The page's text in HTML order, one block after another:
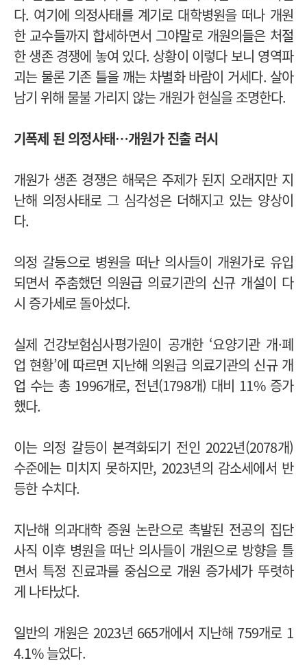
다. 여기에 의정사태를 계기로 대학병원을 떠나 개원
한 교수들까지 합세하면서 그야말로 개원의들은 처절
한 생존 경쟁에 놓여 있다. 상황이 이렇다 보니 영역파
괴는 물론 기존 틀을 깨는 차별화 바람이 거세다. 살아
남기 위해 물불 가리지 않는 개원가 현실을 조명한다.
기폭제 된 의정사태…개원가 진출 러시
개원가 생존 경쟁은 해묵은 주제가 된지 오래지만 지
난해 의정사태로 그 심각성은 더해지고 있는 양상이
다.
의정 갈등으로 병원을 떠난 의사들이 개원가로 유입
되면서 주춤했던 의원급 의료기관의 신규 개설이 다
시 증가세로 돌아섰다.
실제 건강보험심사평가원이 공개한 ‘요양기관 개·폐
업 현황’에 따르면 지난해 의원급 의료기관의 신규 개
업 수는 총 1996개로, 전년(1798개) 대비 11% 증가
했다.
이는 의정 갈등이 본격화되기 전인 2022년(2078개)
수준에는 미치지 못하지만, 2023년의 감소세에서 반
등한 수치다.
지난해 의과대학 증원 논란으로 촉발된 전공의 집단
사직 이후 병원을 떠난 의사들이 개원으로 방향을 틀
면서 특정 진료과를 중심으로 개원 증가세가 뚜렷하
게 나타났다.
일반의 개원은 2023년 665개에서 지난해 759개로 1
4.1% 늘었다.